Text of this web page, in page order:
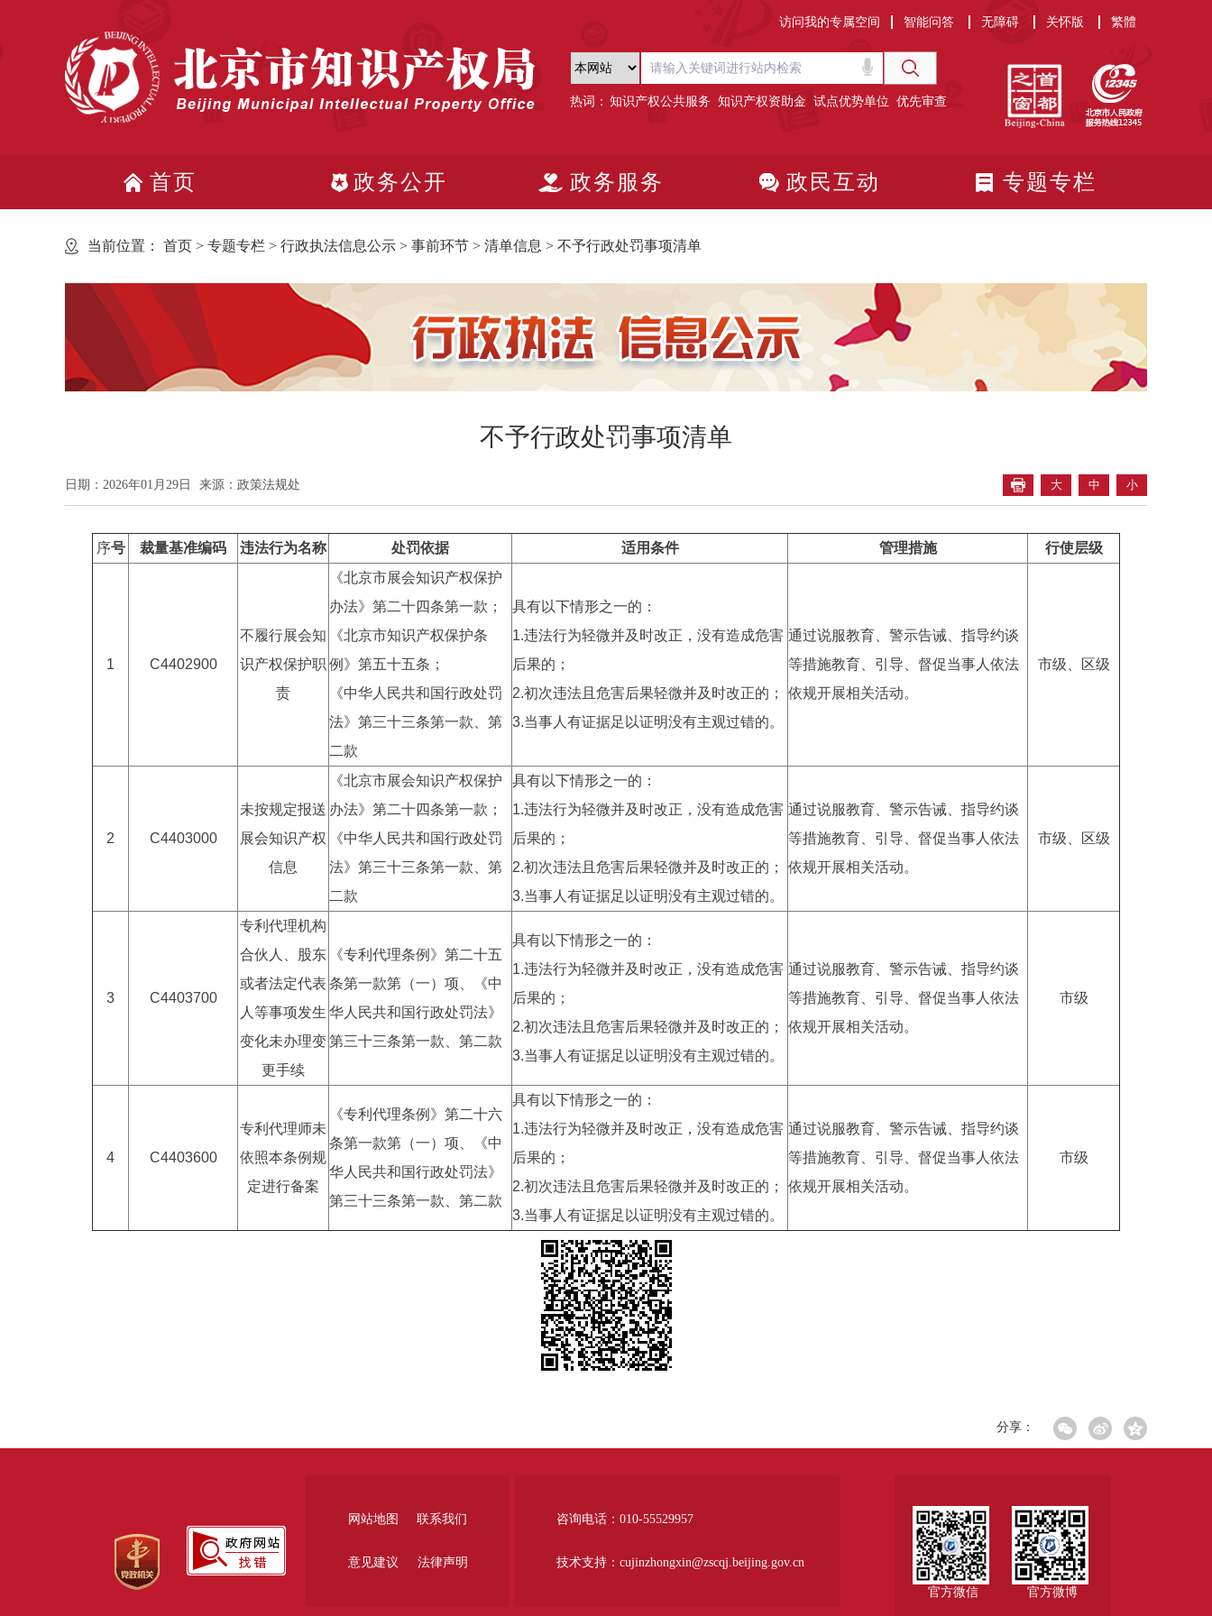
访问我的专属空间 智能问答 无障碍 关怀版 繁體
热词： 知识产权公共服务 知识产权资助金 试点优势单位 优先审查
首页 政务公开 政务服务 政民互动 专题专栏
当前位置： 首页 > 专题专栏 > 行政执法信息公示 > 事前环节 > 清单信息 > 不予行政处罚事项清单
不予行政处罚事项清单
日期：2026年01月29日 来源：政策法规处 大 中 小
序号 裁量基准编码 违法行为名称 处罚依据 适用条件 管理措施 行使层级
1 C4402900
不履行展会知
识产权保护职
责
《北京市展会知识产权保护
办法》第二十四条第一款；
《北京市知识产权保护条
例》第五十五条；
《中华人民共和国行政处罚
法》第三十三条第一款、第
二款
具有以下情形之一的：
1.违法行为轻微并及时改正，没有造成危害
后果的；
2.初次违法且危害后果轻微并及时改正的；
3.当事人有证据足以证明没有主观过错的。
通过说服教育、警示告诫、指导约谈
等措施教育、引导、督促当事人依法
依规开展相关活动。
市级 、区级
2 C4403000
未按规定报送
展会知识产权
信息
《北京市展会知识产权保护
办法》第二十四条第一款；
《中华人民共和国行政处罚
法》第三十三条第一款、第
二款
具有以下情形之一的：
1.违法行为轻微并及时改正，没有造成危害
后果的；
2.初次违法且危害后果轻微并及时改正的；
3.当事人有证据足以证明没有主观过错的。
通过说服教育、警示告诫、指导约谈
等措施教育、引导、督促当事人依法
依规开展相关活动。
市级 、区级
3 C4403700
专利代理机构
合伙人、股东
或者法定代表
人等事项发生
变化未办理变
更手续
《专利代理条例》第二十五
条第一款第（一）项、《中
华人民共和国行政处罚法》
第三十三条第一款、第二款
具有以下情形之一的：
1.违法行为轻微并及时改正，没有造成危害
后果的；
2.初次违法且危害后果轻微并及时改正的；
3.当事人有证据足以证明没有主观过错的。
通过说服教育、警示告诫、指导约谈
等措施教育、引导、督促当事人依法
依规开展相关活动。
市级
4 C4403600
专利代理师未
依照本条例规
定进行备案
《专利代理条例》第二十六
条第一款第（一）项、《中
华人民共和国行政处罚法》
第三十三条第一款、第二款
具有以下情形之一的：
1.违法行为轻微并及时改正，没有造成危害
后果的；
2.初次违法且危害后果轻微并及时改正的；
3.当事人有证据足以证明没有主观过错的。
通过说服教育、警示告诫、指导约谈
等措施教育、引导、督促当事人依法
依规开展相关活动。
市级
分享：
网站地图 联系我们
意见建议 法律声明
咨询电话：010-55529957
技术支持：cujinzhongxin@zscqj.beijing.gov.cn
官方微信 官方微博